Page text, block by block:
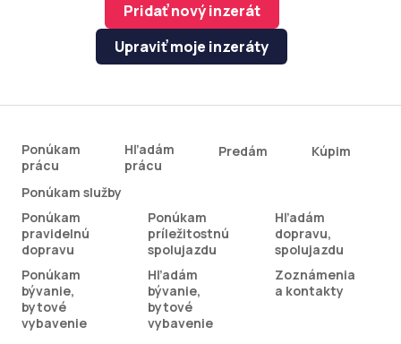
Pridať nový inzerát
Upraviť moje inzeráty
Ponúkam
prácu
Hľadám
prácu
Predám Kúpim
Ponúkam služby
Ponúkam
pravidelnú
dopravu
Ponúkam
príležitostnú
spolujazdu
Hľadám
dopravu,
spolujazdu
Ponúkam
bývanie,
bytové
vybavenie
Hľadám
bývanie,
bytové
vybavenie
Zoznámenia
a kontakty